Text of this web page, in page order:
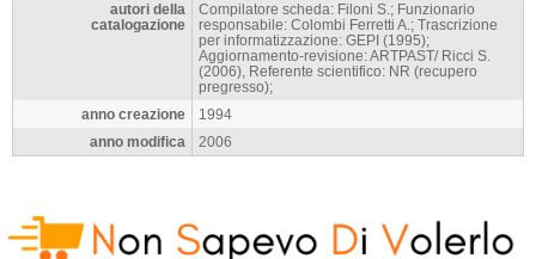
autori della
catalogazione
Compilatore scheda: Filoni S.; Funzionario
responsabile: Colombi Ferretti A.; Trascrizione
per informatizzazione: GEPI (1995);
Aggiornamento-revisione: ARTPAST/ Ricci S.
(2006), Referente scientifico: NR (recupero
pregresso);
anno creazione
1994
anno modifica
2006